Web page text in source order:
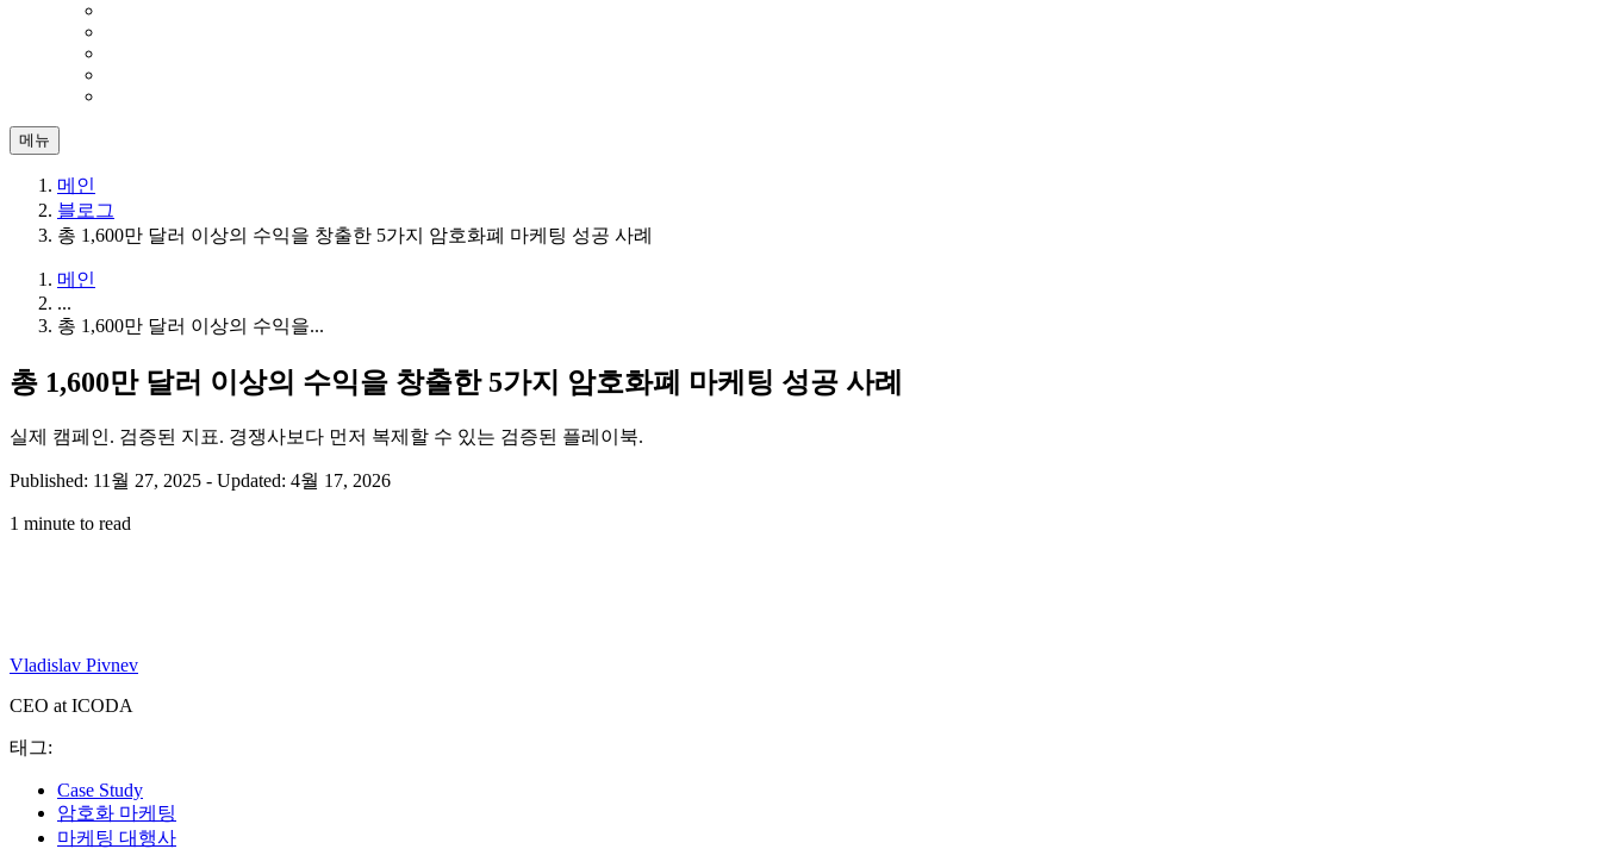
메뉴
메인
블로그
총 1,600만 달러 이상의 수익을 창출한 5가지 암호화폐 마케팅 성공 사례
메인
...
총 1,600만 달러 이상의 수익을...
총 1,600만 달러 이상의 수익을 창출한 5가지 암호화폐 마케팅 성공 사례
실제 캠페인. 검증된 지표. 경쟁사보다 먼저 복제할 수 있는 검증된 플레이북.
Published: 11월 27, 2025 - Updated: 4월 17, 2026
1 minute to read
Vladislav Pivnev
CEO at ICODA
태그:
Case Study
암호화 마케팅
마케팅 대행사